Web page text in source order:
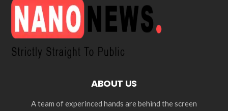
ABOUT US
A team of experinced hands are behind the screen